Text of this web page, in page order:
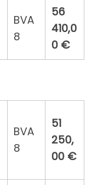
BVA
8
56
410,0
0 €
BVA
8
51
250,
00 €